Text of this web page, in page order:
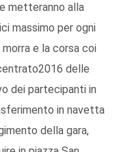
metteranno alla
massimo per ogni
e la corsa coi
delle
dei partecipanti in
in navetta
della gara,